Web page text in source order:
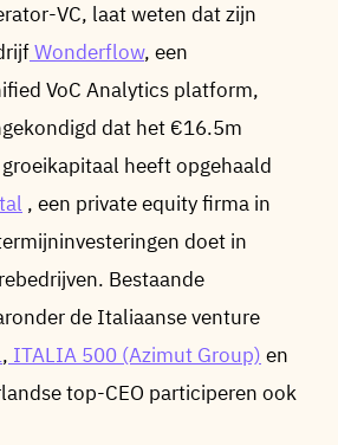
VC, laat weten dat zijn
Wonderflow, een
VoC Analytics platform,
dat het €16.5m
heeft opgehaald
, een private equity firma in
doet in
Bestaande
de Italiaanse venture
, ITALIA 500 (Azimut Group) en
top-CEO participeren ook